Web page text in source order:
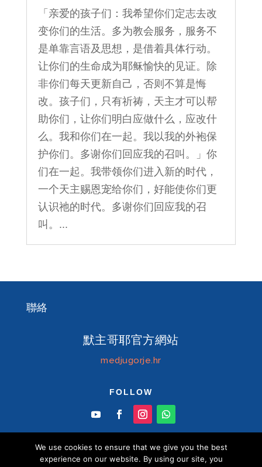
「亲爱的孩子们：我希望你们定志去改
变你们的生活。多为教会服务，服务不
是单靠言语及思想，是借着具体行动。
让你们的生命成为耶稣愉快的见证。除
非你们每天更新自己，否则不算是悔
改。孩子们，只有祈祷，天主才可以帮
助你们，让你们明白应做什么，应改什
么。我和你们在一起。我以我的外袍保
护你们。多谢你们回应我的召叫。」你
们在一起。我带领你们进入新的时代，
一个天主赐恩宠给你们，好能使你们更
认识祂的时代。多谢你们回应我的召
叫。...
聯絡
默主哥耶官方網站
medjugorje.hr
FOLLOW
We use cookies to ensure that we give you the best
experience on our website. By using our site, you